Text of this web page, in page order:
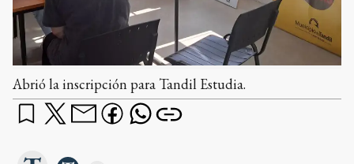
Abrió la inscripción para Tandil Estudia.